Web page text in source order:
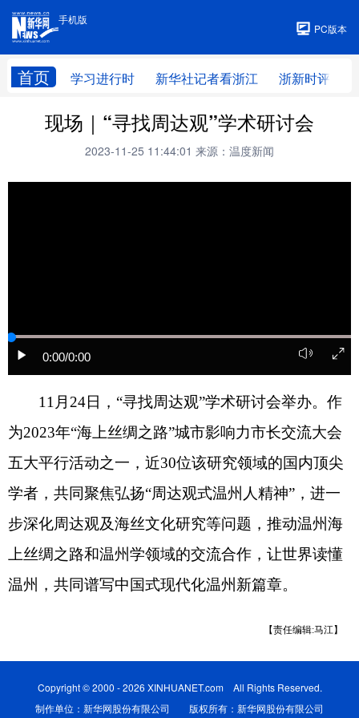
手机版
PC版本
首页 学习进行时 新华社记者看浙江 浙新时评
手机版
现场｜“寻找周达观”学术研讨会
2023-11-25 11:44:01 来源：温度新闻
0:00/0:00
11月24日，“寻找周达观”学术研讨会举办。作
为2023年“海上丝绸之路”城市影响力市长交流大会
五大平行活动之一，近30位该研究领域的国内顶尖
学者，共同聚焦弘扬“周达观式温州人精神”，进一
步深化周达观及海丝文化研究等问题，推动温州海
上丝绸之路和温州学领域的交流合作，让世界读懂
温州，共同谱写中国式现代化温州新篇章。
【责任编辑:马江】
Copyright © 2000 - 2026 XINHUANET.com All Rights Reserved.
制作单位：新华网股份有限公司 版权所有：新华网股份有限公司